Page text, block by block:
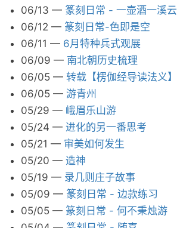
06/13 — 篆刻日常 - 一壶酒一溪云
06/12 — 篆刻日常-色即是空
06/11 — 6月特种兵式观展
06/09 — 南北朝历史梳理
06/05 — 转载【楞伽经导读法义】
06/05 — 游青州
05/29 — 峨眉乐山游
05/24 — 进化的另一番思考
05/21 — 审美如何发生
05/20 — 造神
05/19 — 录几则庄子故事
05/09 — 篆刻日常 - 边款练习
05/05 — 篆刻日常 - 何不秉烛游